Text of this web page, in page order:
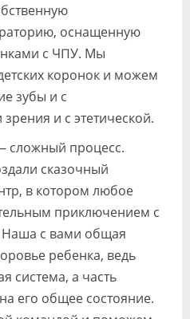
оснащенную
с ЧПУ. Мы
коронок и можем
зубы и с
и с этетической.
сложный процесс.
сказочный
в котором любое
приключением с
с вами общая
ребенка, ведь
система, а часть
его общее состояние.